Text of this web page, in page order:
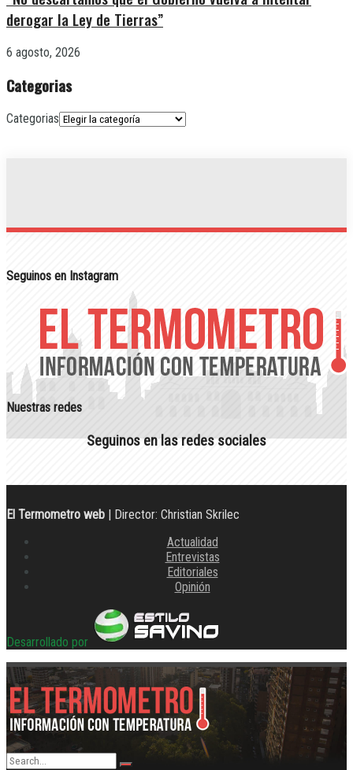
derogar la Ley de Tierras”
6 agosto, 2026
Categorias
Categorias
Seguinos en Instagram
Nuestras redes
Seguinos en las redes sociales
El Termometro web | Director: Christian Skrilec
Actualidad
Entrevistas
Editoriales
Opinión
Desarrollado por